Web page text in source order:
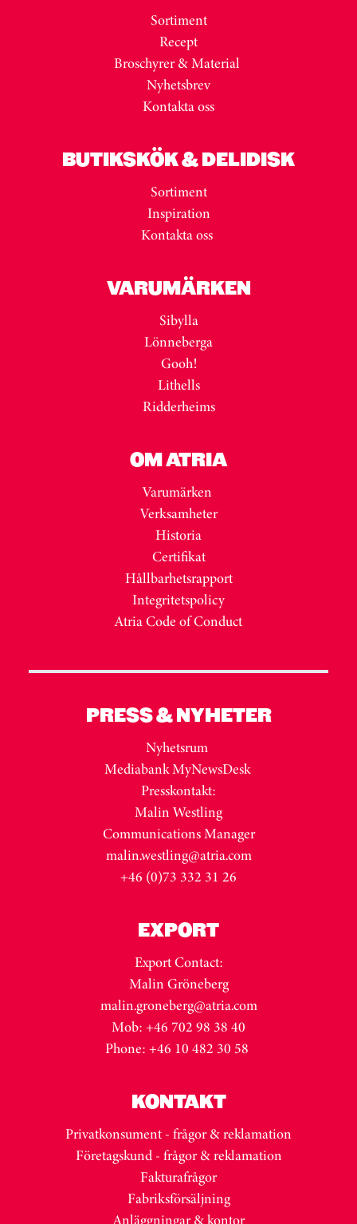
Sortiment
Recept
Broschyrer & Material
Nyhetsbrev
Kontakta oss
BUTIKSKÖK & DELIDISK
Sortiment
Inspiration
Kontakta oss
VARUMÄRKEN
Sibylla
Lönneberga
Gooh!
Lithells
Ridderheims
OM ATRIA
Varumärken
Verksamheter
Historia
Certifikat
Hållbarhetsrapport
Integritetspolicy
Atria Code of Conduct
PRESS & NYHETER
Nyhetsrum
Mediabank MyNewsDesk
Presskontakt:
Malin Westling
Communications Manager
malin.westling@atria.com
+46 (0)73 332 31 26
EXPORT
Export Contact:
Malin Gröneberg
malin.groneberg@atria.com
Mob: +46 702 98 38 40
Phone: +46 10 482 30 58
KONTAKT
Privatkonsument - frågor & reklamation
Företagskund - frågor & reklamation
Fakturafrågor
Fabriksförsäljning